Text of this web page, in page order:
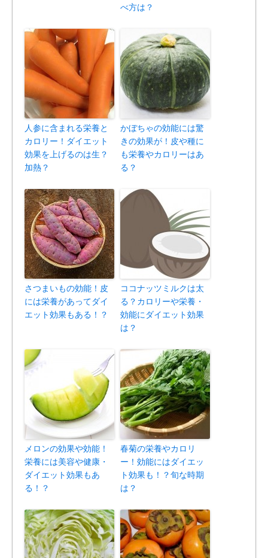
べ方は？
人参に含まれる栄養と
カロリー！ダイエット
効果を上げるのは生？
加熱？
かぼちゃの効能には驚
きの効果が！皮や種に
も栄養やカロリーはあ
る？
さつまいもの効能！皮
には栄養があってダイ
エット効果もある！？
ココナッツミルクは太
る？カロリーや栄養・
効能にダイエット効果
は？
メロンの効果や効能！
栄養には美容や健康・
ダイエット効果もあ
る！？
春菊の栄養やカロリ
ー！効能にはダイエッ
ト効果も！？旬な時期
は？